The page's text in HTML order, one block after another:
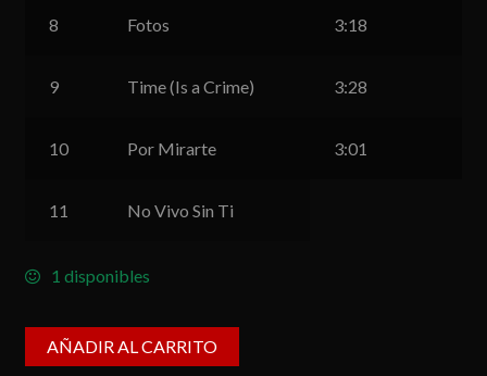
8 Fotos 3:18
9 Time (Is a Crime) 3:28
10 Por Mirarte 3:01
11 No Vivo Sin Ti
1 disponibles
AÑADIR AL CARRITO